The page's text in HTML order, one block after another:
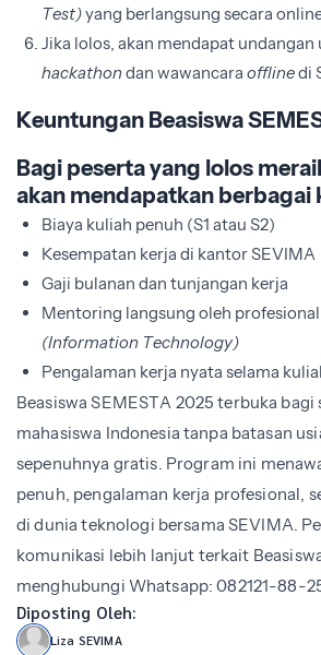
Test)yang berlangsung secara
Jika lolos, akan mendapat
hackathondan wawancara offlinedi
Keuntungan Beasiswa
Bagi peserta yang lolos
akan mendapatkan berbagai
Biaya kuliah penuh (S1 atau S2)
Kesempatan kerja di kantor SEVIMA
Gaji bulanan dan tunjangan kerja
Mentoring langsung oleh
(Information Technology)
Pengalaman kerja nyata selama
Beasiswa SEMESTA 2025 terbuka bagi
mahasiswa Indonesia tanpa batasan
sepenuhnya gratis. Program ini
penuh, pengalaman kerja profesional,
di dunia teknologi bersama SEVIMA.
komunikasi lebih lanjut terkait
menghubungi Whatsapp: 082121-88-
Diposting Oleh:
Liza SEVIMA